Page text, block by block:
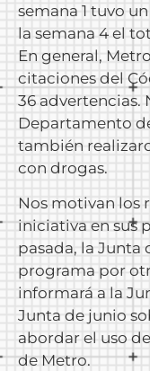
semana 1 tuvo
la semana 4 el
En general,
citaciones del
36 advertencias.
Departamento
también
con drogas.
Nos motivan los
iniciativa en sus
pasada, la Junta
programa por
informará a la
Junta de junio
abordar el uso
de Metro.